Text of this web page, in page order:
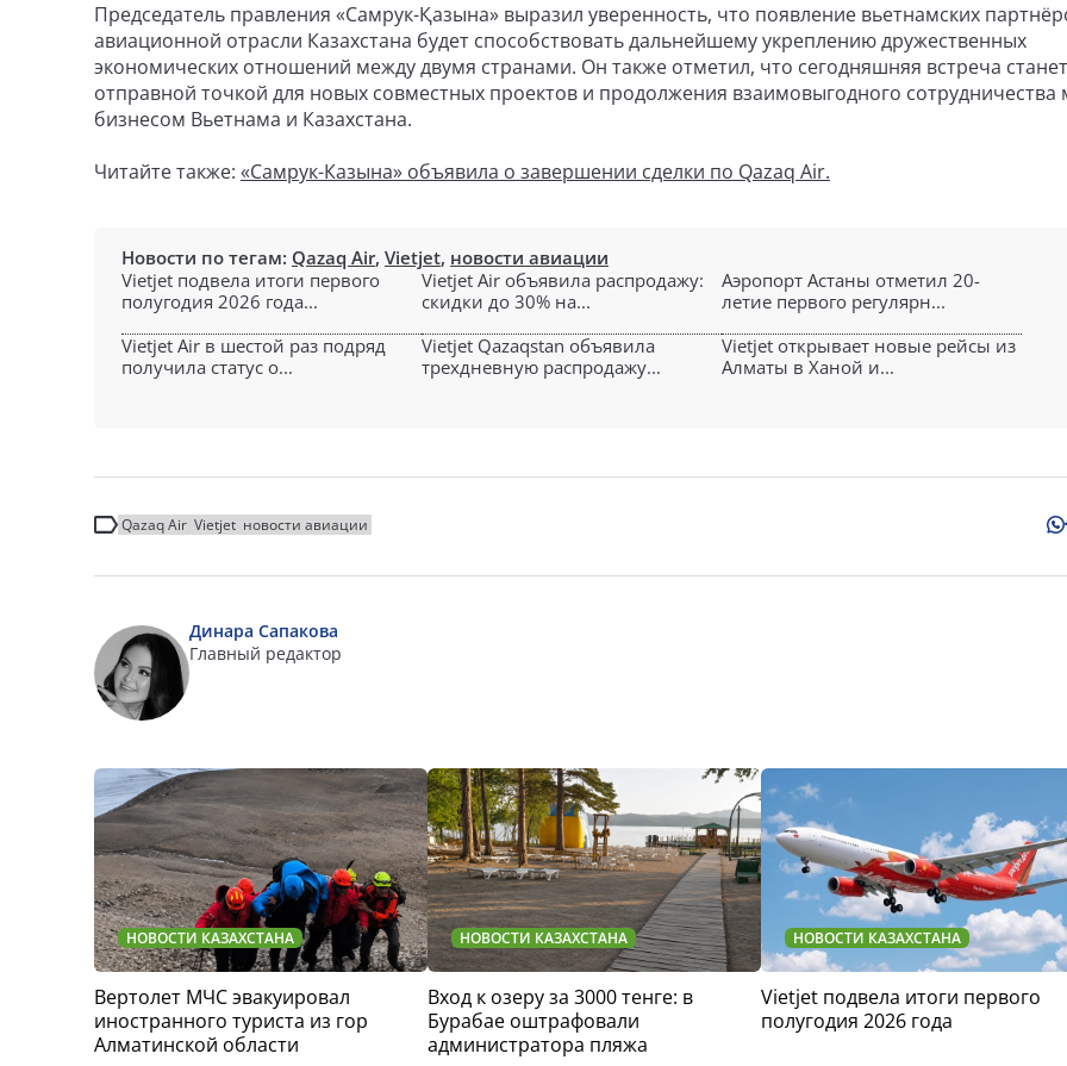
Председатель правления «Самрук-Қазына» выразил уверенность, что появление вьетнамских
авиационной отрасли Казахстана будет способствовать дальнейшему укреплению дружественных
экономических отношений между двумя странами. Он также отметил, что сегодняшняя встреча станет
отправной точкой для новых совместных проектов и продолжения взаимовыгодного сотрудничества
бизнесом Вьетнама и Казахстана.
Читайте также: «Самрук-Казына» объявила о завершении сделки по Qazaq Air.
Новости по тегам: Qazaq Air, Vietjet, новости авиации
Vietjet подвела итоги первого
полугодия 2026 года...
Vietjet Air объявила распродажу:
скидки до 30% на...
Аэропорт Астаны отметил 20-
летие первого регулярн...
Vietjet Air в шестой раз подряд
получила статус о...
Vietjet Qazaqstan объявила
трехдневную распродажу...
Vietjet открывает новые рейсы из
Алматы в Ханой и...
Qazaq Air Vietjet новости авиации
Динара Сапакова
Главный редактор
НОВОСТИ КАЗАХСТАНА
Вертолет МЧС эвакуировал
иностранного туриста из гор
Алматинской области
НОВОСТИ КАЗАХСТАНА
Вход к озеру за 3000 тенге: в
Бурабае оштрафовали
администратора пляжа
НОВОСТИ КАЗАХСТАНА
Vietjet подвела итоги первого
полугодия 2026 года